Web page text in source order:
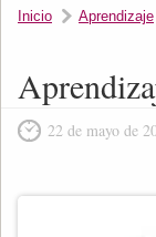
Inicio Aprendizaje
22 de mayo de